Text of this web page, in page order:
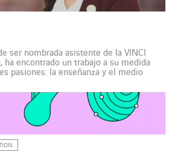
ser nombrada asistente de la VINCI
ha encontrado un trabajo a su medida
pasiones: la enseñanza y el medio
International Language Specialist and